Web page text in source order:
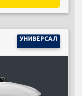
УНИВЕРСАЛ